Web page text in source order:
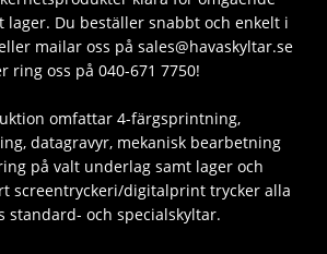
lager. Du beställer snabbt och enkelt i
mailar oss på sales@havaskyltar.se
ring oss på 040-671 7750!
omfattar 4-färgsprintning,
datagravyr, mekanisk bearbetning
på valt underlag samt lager och
screentryckeri/digitalprint trycker alla
standard- och specialskyltar.